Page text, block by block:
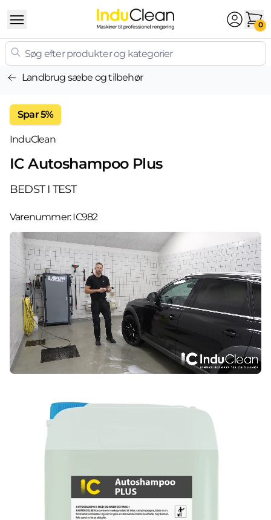
0
Landbrug sæbe og tilbehør
Spar 5%
InduClean
IC Autoshampoo Plus
BEDST I TEST
Varenummer:IC982